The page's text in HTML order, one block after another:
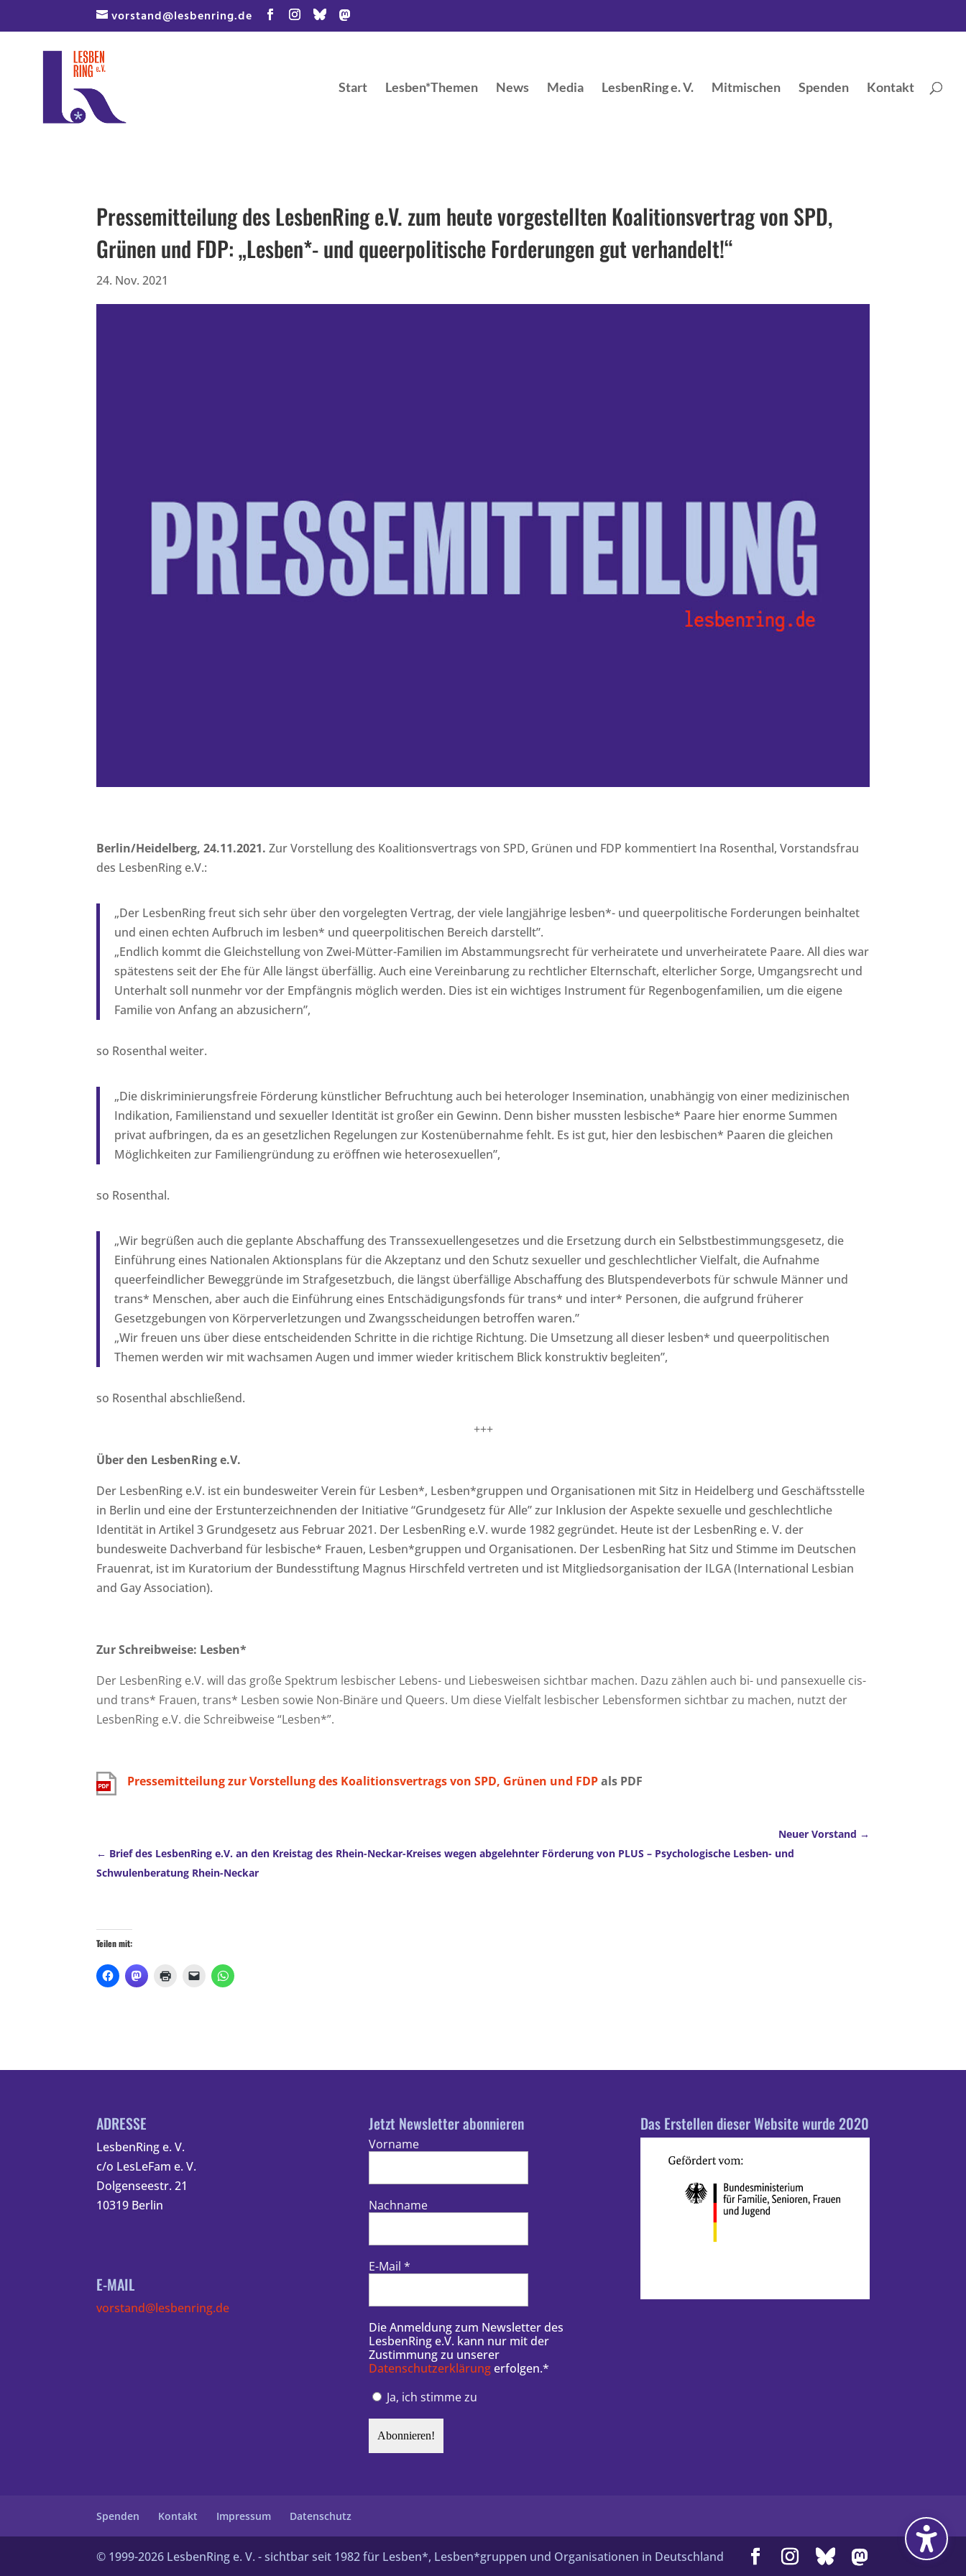
content
vorstand@lesbenring.de
Start Lesben*Themen News Media LesbenRing e. V. Mitmischen Spenden Kontakt
Pressemitteilung des LesbenRing e.V. zum heute vorgestellten Koalitionsvertrag von SPD,
Grünen und FDP: „Lesben*- und queerpolitische Forderungen gut verhandelt!“
24. Nov. 2021
Berlin/Heidelberg, 24.11.2021. Zur Vorstellung des Koalitionsvertrags von SPD, Grünen und FDP kommentiert Ina Rosenthal, Vorstandsfrau
des LesbenRing e.V.:
„Der LesbenRing freut sich sehr über den vorgelegten Vertrag, der viele langjährige lesben*- und queerpolitische Forderungen beinhaltet
und einen echten Aufbruch im lesben* und queerpolitischen Bereich darstellt”.
„Endlich kommt die Gleichstellung von Zwei-Mütter-Familien im Abstammungsrecht für verheiratete und unverheiratete Paare. All dies war
spätestens seit der Ehe für Alle längst überfällig. Auch eine Vereinbarung zu rechtlicher Elternschaft, elterlicher Sorge, Umgangsrecht und
Unterhalt soll nunmehr vor der Empfängnis möglich werden. Dies ist ein wichtiges Instrument für Regenbogenfamilien, um die eigene
Familie von Anfang an abzusichern”,
so Rosenthal weiter.
„Die diskriminierungsfreie Förderung künstlicher Befruchtung auch bei heterologer Insemination, unabhängig von einer medizinischen
Indikation, Familienstand und sexueller Identität ist großer ein Gewinn. Denn bisher mussten lesbische* Paare hier enorme Summen
privat aufbringen, da es an gesetzlichen Regelungen zur Kostenübernahme fehlt. Es ist gut, hier den lesbischen* Paaren die gleichen
Möglichkeiten zur Familiengründung zu eröffnen wie heterosexuellen”,
so Rosenthal.
„Wir begrüßen auch die geplante Abschaffung des Transsexuellengesetzes und die Ersetzung durch ein Selbstbestimmungsgesetz, die
Einführung eines Nationalen Aktionsplans für die Akzeptanz und den Schutz sexueller und geschlechtlicher Vielfalt, die Aufnahme
queerfeindlicher Beweggründe im Strafgesetzbuch, die längst überfällige Abschaffung des Blutspendeverbots für schwule Männer und
trans* Menschen, aber auch die Einführung eines Entschädigungsfonds für trans* und inter* Personen, die aufgrund früherer
Gesetzgebungen von Körperverletzungen und Zwangsscheidungen betroffen waren.”
„Wir freuen uns über diese entscheidenden Schritte in die richtige Richtung. Die Umsetzung all dieser lesben* und queerpolitischen
Themen werden wir mit wachsamen Augen und immer wieder kritischem Blick konstruktiv begleiten”,
so Rosenthal abschließend.
+++
Über den LesbenRing e.V.
Der LesbenRing e.V. ist ein bundesweiter Verein für Lesben*, Lesben*gruppen und Organisationen mit Sitz in Heidelberg und Geschäftsstelle
in Berlin und eine der Erstunterzeichnenden der Initiative “Grundgesetz für Alle” zur Inklusion der Aspektesexuelle und geschlechtliche
Identität in Artikel 3 Grundgesetz aus Februar 2021. Der LesbenRing e.V. wurde 1982 gegründet. Heute ist der LesbenRing e. V. der
bundesweite Dachverband für lesbische* Frauen, Lesben*gruppen und Organisationen. Der LesbenRing hat Sitz und Stimme im Deutschen
Frauenrat, ist im Kuratorium der Bundesstiftung Magnus Hirschfeld vertreten und ist Mitgliedsorganisation der ILGA(International Lesbian
and Gay Association).
Zur Schreibweise: Lesben*
Der LesbenRing e.V. will das große Spektrum lesbischer Lebens- und Liebesweisen sichtbar machen. Dazu zählen auch bi- und pansexuelle cis-
und trans* Frauen, trans* Lesben sowie Non-Binäre und Queers. Um diese Vielfalt lesbischer Lebensformen sichtbar zu machen, nutzt der
LesbenRing e.V. die Schreibweise “Lesben*”.
Pressemitteilung zur Vorstellung des Koalitionsvertrags von SPD, Grünen und FDP als PDF
Neuer Vorstand
Brief des LesbenRing e.V. an den Kreistag des Rhein-Neckar-Kreises wegen abgelehnter Förderung von PLUS – Psychologische Lesben- und
Schwulenberatung Rhein-Neckar
Teilen mit:
ADRESSE
LesbenRing e. V.
c/o LesLeFam e. V.
Dolgenseestr. 21
10319 Berlin
E-MAIL
vorstand@lesbenring.de
Jetzt Newsletter abonnieren
Vorname
Nachname
E-Mail *
Die Anmeldung zum Newsletter des
LesbenRing e.V. kann nur mit der
Zustimmung zu unserer
Datenschutzerklärungerfolgen.*
Ja, ich stimme zu
Das Erstellen dieser Website wurde 2020
Spenden Kontakt Impressum Datenschutz
© 1999-2026 LesbenRing e. V. - sichtbar seit 1982 für Lesben*, Lesben*gruppen und Organisationen in Deutschland